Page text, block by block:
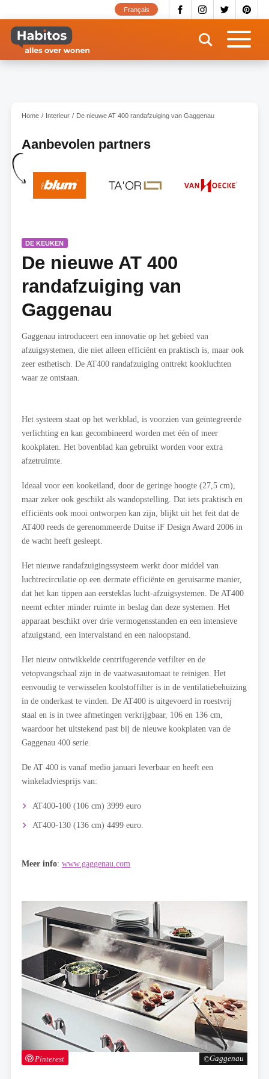
naar
inhoud
gaan
Français
Home Interieur De nieuwe AT 400 randafzuiging van Gaggenau
Aanbevolen partners
DE KEUKEN
De nieuwe AT 400
randafzuiging van
Gaggenau
Gaggenau
Pinterest
Gaggenau introduceert een innovatie op het gebied van
afzuigsystemen, die niet alleen efficiënt en praktisch is, maar ook
zeer esthetisch. De AT400 randafzuiging onttrekt kookluchten
waar ze ontstaan.
Het systeem staat op het werkblad, is voorzien van geïntegreerde
verlichting en kan gecombineerd worden met één of meer
kookplaten. Het bovenblad kan gebruikt worden voor extra
afzetruimte.
Ideaal voor een kookeiland, door de geringe hoogte (27,5 cm),
maar zeker ook geschikt als wandopstelling. Dat iets praktisch en
efficiënts ook mooi ontworpen kan zijn, blijkt uit het feit dat de
AT400 reeds de gerenommeerde Duitse iF Design Award 2006 in
de wacht heeft gesleept.
Het nieuwe randafzuigingssysteem werkt door middel van
luchtrecirculatie op een dermate efficiënte en geruisarme manier,
dat het kan tippen aan eersteklas lucht-afzuigsystemen. De AT400
neemt echter minder ruimte in beslag dan deze systemen. Het
apparaat beschikt over drie vermogensstanden en een intensieve
afzuigstand, een intervalstand en een naloopstand.
Het nieuw ontwikkelde centrifugerende vetfilter en de
vetopvangschaal zijn in de vaatwasautomaat te reinigen. Het
eenvoudig te verwisselen koolstoffilter is in de ventilatiebehuizing
in de onderkast te vinden. De AT400 is uitgevoerd in roestvrij
staal en is in twee afmetingen verkrijgbaar, 106 en 136 cm,
waardoor het uitstekend past bij de nieuwe kookplaten van de
Gaggenau 400 serie.
De AT 400 is vanaf medio januari leverbaar en heeft een
winkeladviesprijs van:
AT400-100 (106 cm) 3999 euro
AT400-130 (136 cm) 4499 euro.
Meer info: www.gaggenau.com